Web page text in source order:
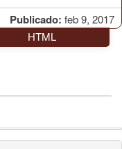
Publicado: feb 9, 2017
HTML